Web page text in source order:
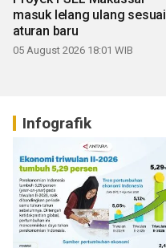
masuk lelang ulang sesuai
aturan baru
05 August 2026 18:01 WIB
Infografik